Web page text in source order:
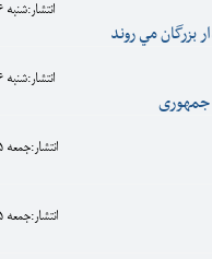
انتشار:شنبه 16 آذر 1387-0:0
بزرگان مي روند
انتشار:شنبه 16 آذر 1387-0:0
جمهوری
انتشار:جمعه 15 آذر 1387-0:0
انتشار:جمعه 15 آذر 1387-0:0